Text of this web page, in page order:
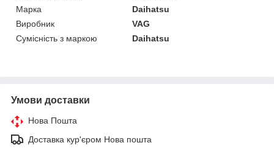
Марка
Daihatsu
Виробник
VAG
Сумісність з маркою
Daihatsu
Умови доставки
Нова Пошта
Доставка кур'єром Нова пошта